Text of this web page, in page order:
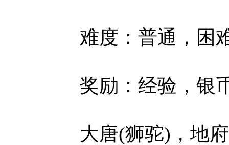
难度：普通，困
奖励：经验，银
大唐(狮驼)，地府(